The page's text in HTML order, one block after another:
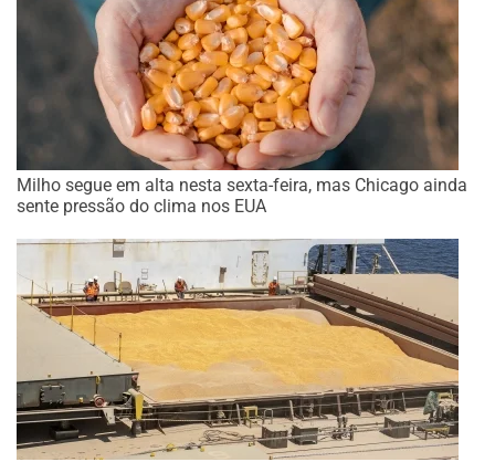
Milho segue em alta nesta sexta-feira, mas Chicago ainda
sente pressão do clima nos EUA